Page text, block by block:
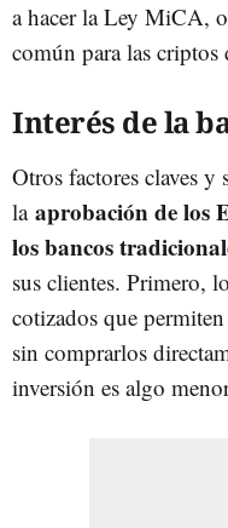
a hacer la Ley MiCA,
común para las criptos
Interés de la
Otros factores claves
laaprobación de los
los bancos
sus clientes. Primero,
cotizados que
sin comprarlos
inversión es algo